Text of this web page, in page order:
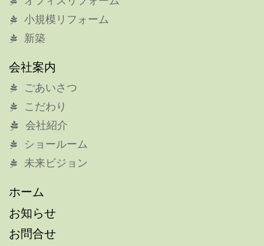
小規模リフォーム
新築
会社案内
ごあいさつ
こだわり
会社紹介
ショールーム
未来ビジョン
ホーム
お知らせ
お問合せ